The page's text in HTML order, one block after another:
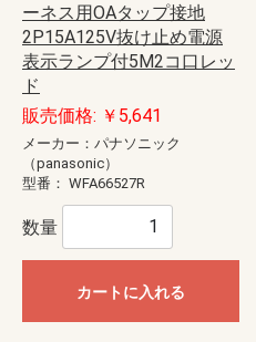
ーネス用OAタップ接地
2P15A125V抜け止め電源
表示ランプ付5M2コ口レッ
ド
販売価格: ￥5,641
メーカー：パナソニック
（panasonic）
型番： WFA66527R
数量
カートに入れる